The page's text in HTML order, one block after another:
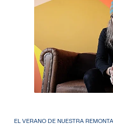
EL VERANO DE NUESTRA